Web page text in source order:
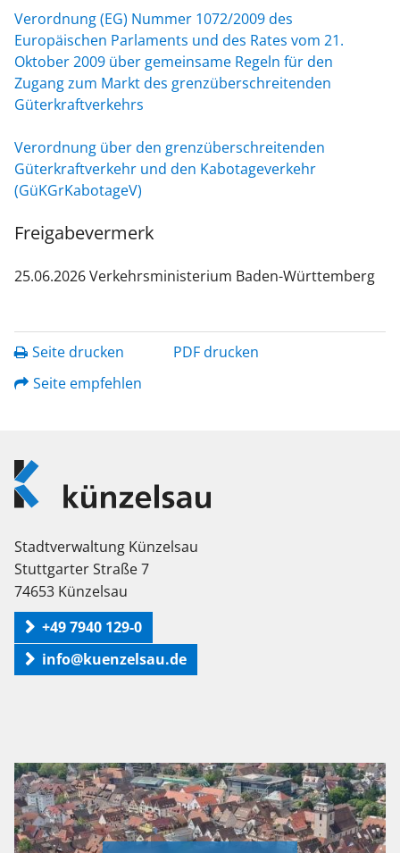
Verordnung (EG) Nummer 1072/2009 des
Europäischen Parlaments und des Rates vom 21.
Oktober 2009 über gemeinsame Regeln für den
Zugang zum Markt des grenzüberschreitenden
Güterkraftverkehrs
Verordnung über den grenzüberschreitenden
Güterkraftverkehr und den Kabotageverkehr
(GüKGrKabotageV)
Freigabevermerk
25.06.2026 Verkehrsministerium Baden-Württemberg
Seite drucken
PDF drucken
Seite empfehlen
Logo
Künzelsau
Stadtverwaltung Künzelsau
Stuttgarter Straße 7
74653 Künzelsau
+49 7940 129-0
info@kuenzelsau.de